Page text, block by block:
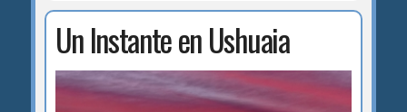
Un Instante en Ushuaia